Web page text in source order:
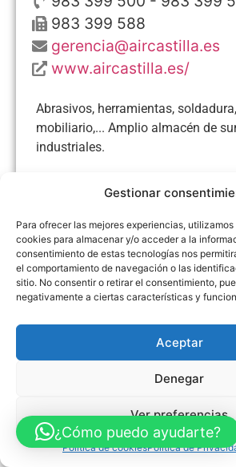
Gestionar
Para ofrecer las mejores experiencias,
cookies para almacenar y/o acceder a la
consentimiento de estas tecnologías nos
el comportamiento de navegación o las
sitio. No consentir o retirar el consentimiento,
negativamente a ciertas características y
Aceptar
Denegar
Ver preferencias
Política de cookiesPolítica de
983 399 588
gerencia@aircastilla.es
www.aircastilla.es/
Abrasivos, herramientas,
mobiliario,... Amplio almacén de
industriales.
Aviso Legal Política de Privacidad
Accesibilidad
Mapa
FINANCIADO POR LA UNIÓN EUROPEA
DIGITAL POR LOS FONDOS NEXT
MECANISMO DE RECUPERACIÓN Y
© Guia Telefónica de Empresas – Todos los
¿Cómo puedo ayudarte?